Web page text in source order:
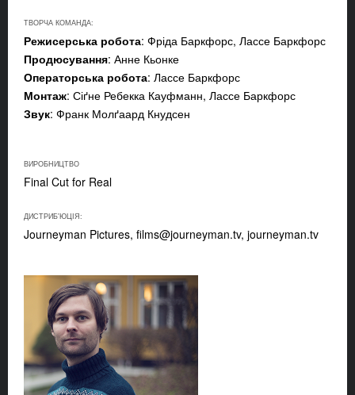
ТВОРЧА КОМАНДА:
Режисерська робота: Фріда Баркфорс, Лассе Баркфорс
Продюсування: Анне Кьонке
Операторська робота: Лассе Баркфорс
Монтаж: Сіґне Ребекка Кауфманн, Лассе Баркфорс
Звук: Франк Молґаард Кнудсен
ВИРОБНИЦТВО
Final Cut for Real
ДИСТРИБ'ЮЦІЯ:
Journeyman Pictures, films@journeyman.tv, journeyman.tv